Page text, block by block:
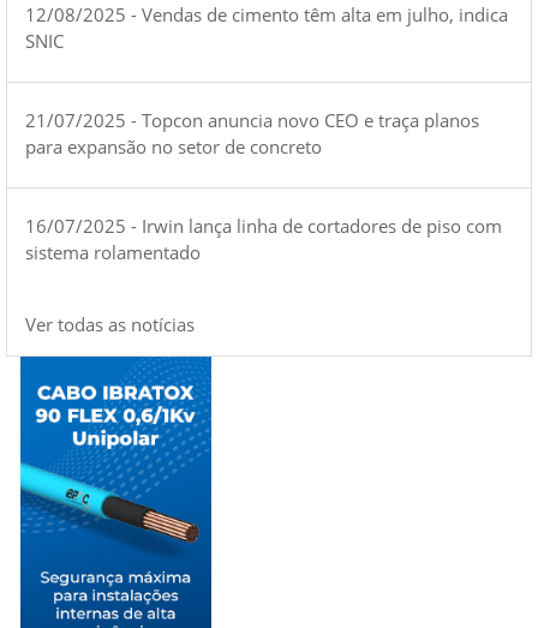
12/08/2025 - Vendas de cimento têm alta em julho, indica
SNIC
21/07/2025 - Topcon anuncia novo CEO e traça planos
para expansão no setor de concreto
16/07/2025 - Irwin lança linha de cortadores de piso com
sistema rolamentado
Ver todas as notícias